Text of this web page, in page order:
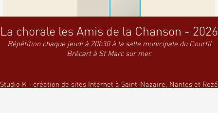
La chorale les Amis de la Chanson - 2026
Répétition chaque jeudi à 20h30 à la salle municipale du Courtil
Brécart à St Marc sur mer.
Studio K - création de sites Internet à Saint-Nazaire, Nantes et Rezé